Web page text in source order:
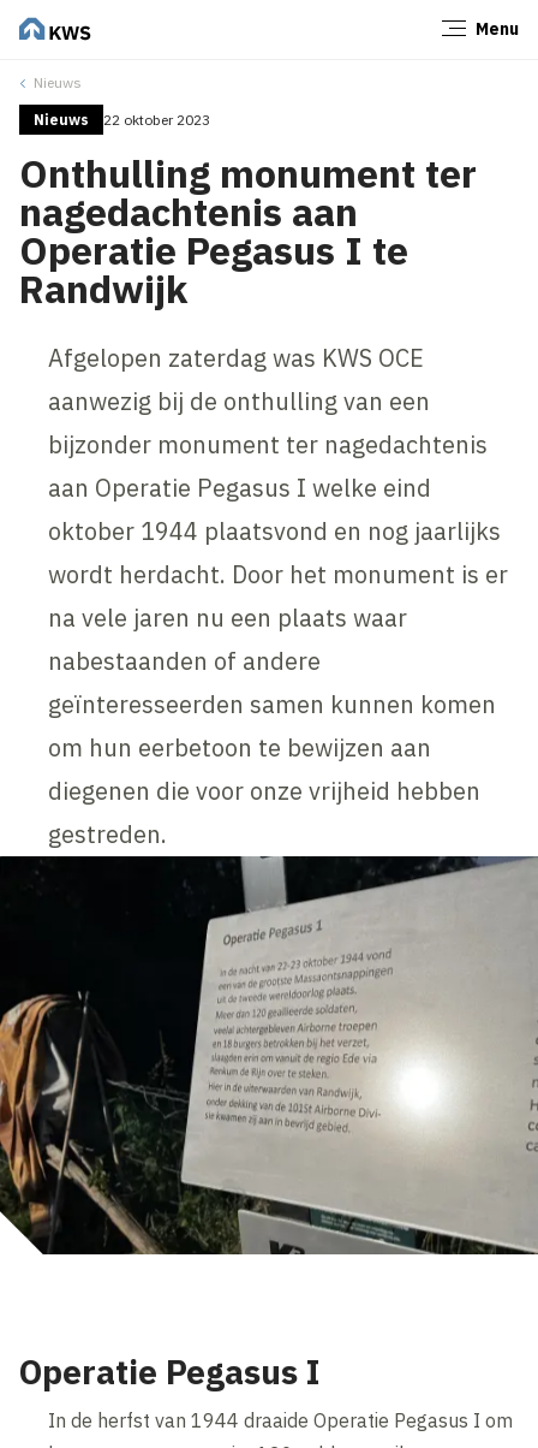
Menu
Nieuws
Nieuws 22 oktober 2023
Onthulling monument ter
nagedachtenis aan
Operatie Pegasus I te
Randwijk
Afgelopen zaterdag was KWS OCE
aanwezig bij de onthulling van een
bijzonder monument ter nagedachtenis
aan Operatie Pegasus I welke eind
oktober 1944 plaatsvond en nog jaarlijks
wordt herdacht. Door het monument is er
na vele jaren nu een plaats waar
nabestaanden of andere
geïnteresseerden samen kunnen komen
om hun eerbetoon te bewijzen aan
diegenen die voor onze vrijheid hebben
gestreden.
Operatie Pegasus I
In de herfst van 1944 draaide Operatie Pegasus I om
Sluiten